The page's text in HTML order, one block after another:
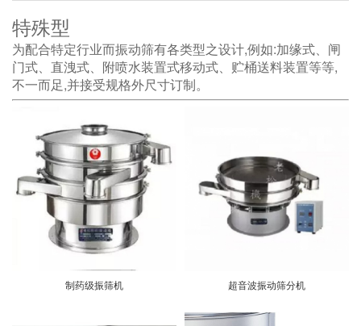
特殊型
为配合特定行业而振动筛有各类型之设计,例如:加缘式、闸
门式、直洩式、附喷水装置式移动式、贮桶送料装置等等,
不一而足,并接受规格外尺寸订制。
制药级振筛机 超音波振动筛分机